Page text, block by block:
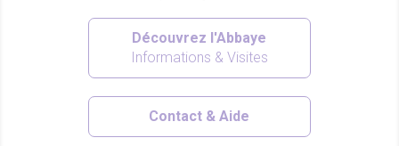
Découvrez l'Abbaye
Informations & Visites
Contact & Aide